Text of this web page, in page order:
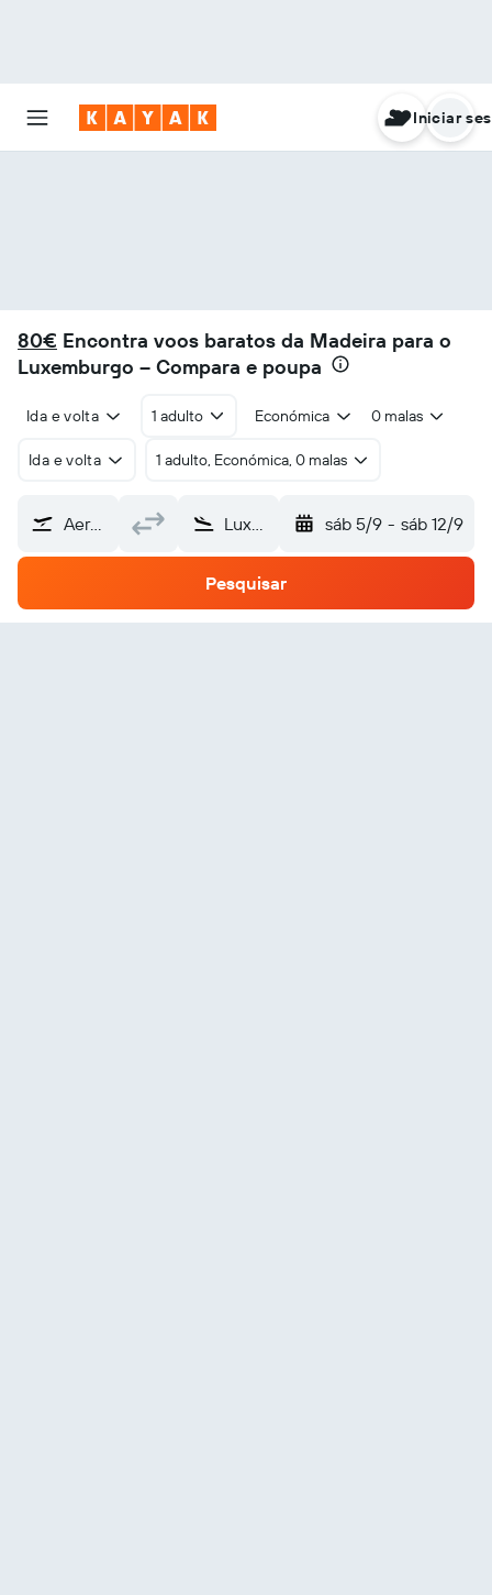
Iniciar
80€ Encontra voos baratos da Madeira para o
Luxemburgo – Compara e poupa
Ida e volta 1 adulto Económica 0 malas
Ida e volta 1 adulto, Económica, 0 malas
Aeroporto da Madeira (FNC) Luxemburgo sáb 5/9 - sáb 12/9
Pesquisar